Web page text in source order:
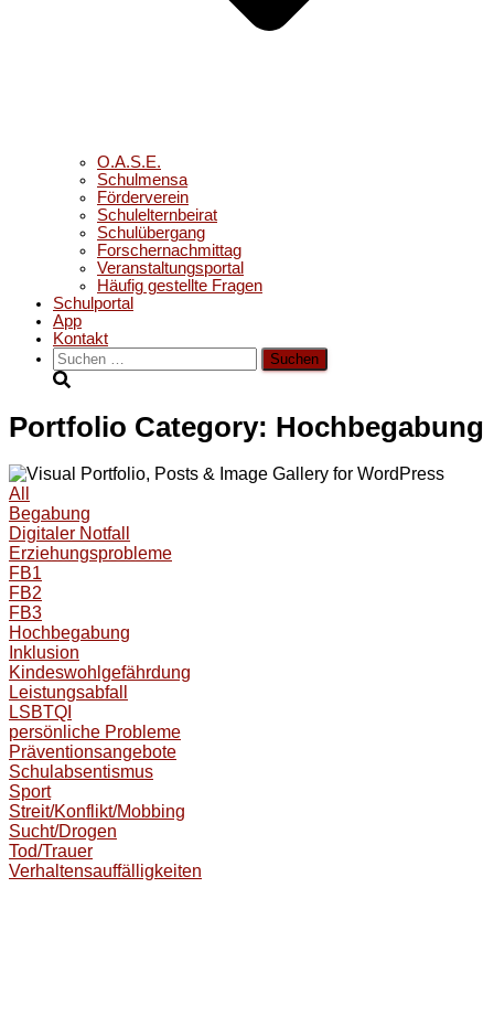
O.A.S.E.
Schulmensa
Förderverein
Schulelternbeirat
Schulübergang
Forschernachmittag
Veranstaltungsportal
Häufig gestellte Fragen
Schulportal
App
Kontakt
Suchen
nach:
Portfolio Category: Hochbegabung
All
Begabung
Digitaler Notfall
Erziehungsprobleme
FB1
FB2
FB3
Hochbegabung
Inklusion
Kindeswohlgefährdung
Leistungsabfall
LSBTQI
persönliche Probleme
Präventionsangebote
Schulabsentismus
Sport
Streit/Konflikt/Mobbing
Sucht/Drogen
Tod/Trauer
Verhaltensauffälligkeiten